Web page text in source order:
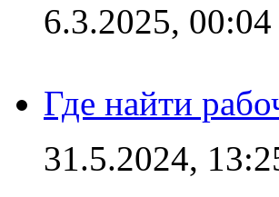
6.3.2025, 00:04
Где найти
31.5.2024,